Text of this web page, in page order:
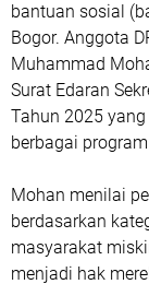
bantuan sosial
Bogor. Anggota
Muhammad
Surat Edaran
Tahun 2025
berbagai
Mohan menilai
berdasarkan
masyarakat
menjadi hak